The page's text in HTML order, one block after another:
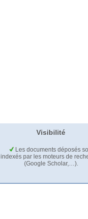
Visibilité
Les documents déposés
indexés par les moteurs de
(Google Scholar,…).